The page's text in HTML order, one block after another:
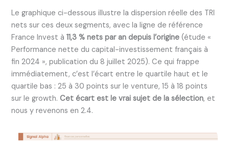
Le graphique ci-dessous illustre la dispersion réelle des TRI
nets sur ces deux segments, avec la ligne de référence
France Invest à11,3 % nets par an depuis l’origine (étude «
Performance nette du capital-investissement français à
fin 2024 », publication du 8 juillet 2025). Ce qui frappe
immédiatement, c’est l’écart entre le quartile haut et le
quartile bas : 25 à 30 points sur le venture, 15 à 18 points
sur le growth.Cet écart est le vrai sujet de la sélection, et
nous y revenons en 2.4.